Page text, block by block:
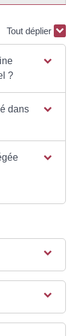
Tout déplier
?
dans